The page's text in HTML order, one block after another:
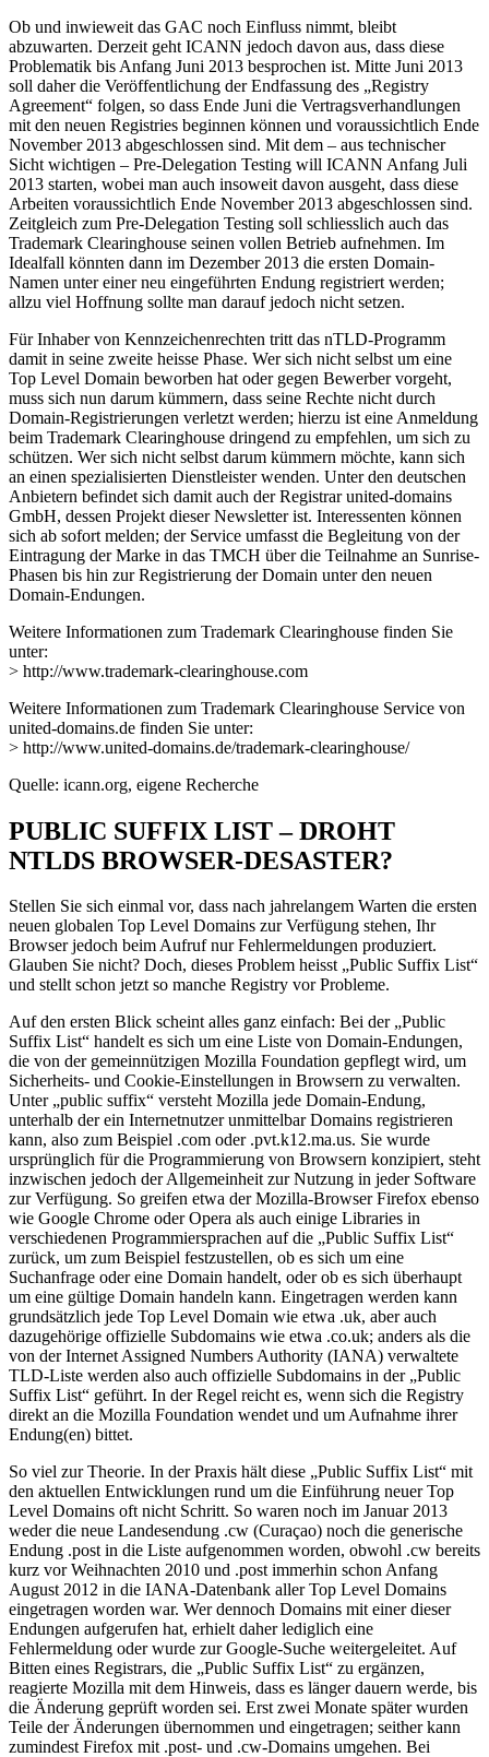
Ob und inwieweit das GAC noch Einfluss nimmt, bleibt
abzuwarten. Derzeit geht ICANN jedoch davon aus, dass diese
Problematik bis Anfang Juni 2013 besprochen ist. Mitte Juni 2013
soll daher die Veröffentlichung der Endfassung des „Registry
Agreement“ folgen, so dass Ende Juni die Vertragsverhandlungen
mit den neuen Registries beginnen können und voraussichtlich Ende
November 2013 abgeschlossen sind. Mit dem – aus technischer
Sicht wichtigen – Pre-Delegation Testing will ICANN Anfang Juli
2013 starten, wobei man auch insoweit davon ausgeht, dass diese
Arbeiten voraussichtlich Ende November 2013 abgeschlossen sind.
Zeitgleich zum Pre-Delegation Testing soll schliesslich auch das
Trademark Clearinghouse seinen vollen Betrieb aufnehmen. Im
Idealfall könnten dann im Dezember 2013 die ersten Domain-
Namen unter einer neu eingeführten Endung registriert werden;
allzu viel Hoffnung sollte man darauf jedoch nicht setzen.
Für Inhaber von Kennzeichenrechten tritt das nTLD-Programm
damit in seine zweite heisse Phase. Wer sich nicht selbst um eine
Top Level Domain beworben hat oder gegen Bewerber vorgeht,
muss sich nun darum kümmern, dass seine Rechte nicht durch
Domain-Registrierungen verletzt werden; hierzu ist eine Anmeldung
beim Trademark Clearinghouse dringend zu empfehlen, um sich zu
schützen. Wer sich nicht selbst darum kümmern möchte, kann sich
an einen spezialisierten Dienstleister wenden. Unter den deutschen
Anbietern befindet sich damit auch der Registrar united-domains
GmbH, dessen Projekt dieser Newsletter ist. Interessenten können
sich ab sofort melden; der Service umfasst die Begleitung von der
Eintragung der Marke in das TMCH über die Teilnahme an Sunrise-
Phasen bis hin zur Registrierung der Domain unter den neuen
Domain-Endungen.
Weitere Informationen zum Trademark Clearinghouse finden Sie
unter:
> http://www.trademark-clearinghouse.com
Weitere Informationen zum Trademark Clearinghouse Service von
united-domains.de finden Sie unter:
> http://www.united-domains.de/trademark-clearinghouse/
Quelle: icann.org, eigene Recherche
PUBLIC SUFFIX LIST – DROHT
NTLDS BROWSER-DESASTER?
Stellen Sie sich einmal vor, dass nach jahrelangem Warten die ersten
neuen globalen Top Level Domains zur Verfügung stehen, Ihr
Browser jedoch beim Aufruf nur Fehlermeldungen produziert.
Glauben Sie nicht? Doch, dieses Problem heisst „Public Suffix List“
und stellt schon jetzt so manche Registry vor Probleme.
Auf den ersten Blick scheint alles ganz einfach: Bei der „Public
Suffix List“ handelt es sich um eine Liste von Domain-Endungen,
die von der gemeinnützigen Mozilla Foundation gepflegt wird, um
Sicherheits- und Cookie-Einstellungen in Browsern zu verwalten.
Unter „public suffix“ versteht Mozilla jede Domain-Endung,
unterhalb der ein Internetnutzer unmittelbar Domains registrieren
kann, also zum Beispiel .com oder .pvt.k12.ma.us. Sie wurde
ursprünglich für die Programmierung von Browsern konzipiert, steht
inzwischen jedoch der Allgemeinheit zur Nutzung in jeder Software
zur Verfügung. So greifen etwa der Mozilla-Browser Firefox ebenso
wie Google Chrome oder Opera als auch einige Libraries in
verschiedenen Programmiersprachen auf die „Public Suffix List“
zurück, um zum Beispiel festzustellen, ob es sich um eine
Suchanfrage oder eine Domain handelt, oder ob es sich überhaupt
um eine gültige Domain handeln kann. Eingetragen werden kann
grundsätzlich jede Top Level Domain wie etwa .uk, aber auch
dazugehörige offizielle Subdomains wie etwa .co.uk; anders als die
von der Internet Assigned Numbers Authority (IANA) verwaltete
TLD-Liste werden also auch offizielle Subdomains in der „Public
Suffix List“ geführt. In der Regel reicht es, wenn sich die Registry
direkt an die Mozilla Foundation wendet und um Aufnahme ihrer
Endung(en) bittet.
So viel zur Theorie. In der Praxis hält diese „Public Suffix List“ mit
den aktuellen Entwicklungen rund um die Einführung neuer Top
Level Domains oft nicht Schritt. So waren noch im Januar 2013
weder die neue Landesendung .cw (Curaçao) noch die generische
Endung .post in die Liste aufgenommen worden, obwohl .cw bereits
kurz vor Weihnachten 2010 und .post immerhin schon Anfang
August 2012 in die IANA-Datenbank aller Top Level Domains
eingetragen worden war. Wer dennoch Domains mit einer dieser
Endungen aufgerufen hat, erhielt daher lediglich eine
Fehlermeldung oder wurde zur Google-Suche weitergeleitet. Auf
Bitten eines Registrars, die „Public Suffix List“ zu ergänzen,
reagierte Mozilla mit dem Hinweis, dass es länger dauern werde, bis
die Änderung geprüft worden sei. Erst zwei Monate später wurden
Teile der Änderungen übernommen und eingetragen; seither kann
zumindest Firefox mit .post- und .cw-Domains umgehen. Bei